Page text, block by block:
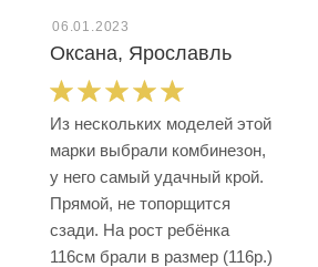
06.01.2023
Оксана, Ярославль
Из нескольких моделей этой
марки выбрали комбинезон,
у него самый удачный крой.
Прямой, не топорщится
сзади. На рост ребёнка
116см брали в размер (116р.)